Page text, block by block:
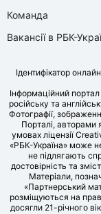
Команда
Вакансії в РБК-
Ідентифікатор
Інформаційний
російську та
Фотографії,
Порталі, авторами
умовах ліцензії
«РБК-Україна» може
не підлягають
достовірність та
Матеріали,
«Партнерський
розміщуються на
досягли 21-річного